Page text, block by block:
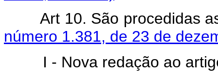
Art 10. São procedidas
número 1.381, de 23 de
I - Nova redação ao